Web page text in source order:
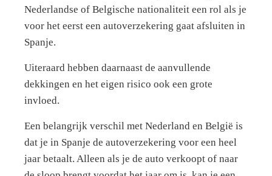
Nederlandse of Belgische nationaliteit een rol als je
voor het eerst een autoverzekering gaat afsluiten in
Spanje.
Uiteraard hebben daarnaast de aanvullende
dekkingen en het eigen risico ook een grote
invloed.
Een belangrijk verschil met Nederland en België is
dat je in Spanje de autoverzekering voor een heel
jaar betaalt. Alleen als je de auto verkoopt of naar